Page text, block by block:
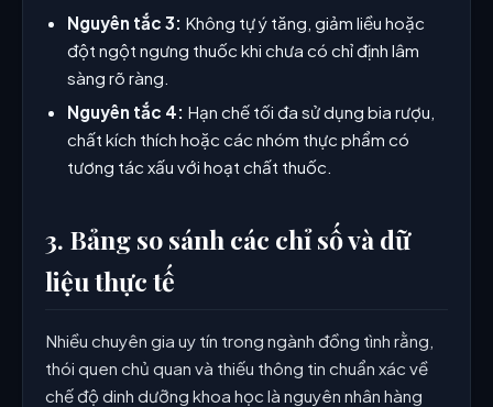
Nguyên tắc 3: Không tự ý tăng, giảm liều hoặc
đột ngột ngưng thuốc khi chưa có chỉ định lâm
sàng rõ ràng.
Nguyên tắc 4: Hạn chế tối đa sử dụng bia rượu,
chất kích thích hoặc các nhóm thực phẩm có
tương tác xấu với hoạt chất thuốc.
3. Bảng so sánh các chỉ số và dữ
liệu thực tế
Nhiều chuyên gia uy tín trong ngành đồng tình rằng,
thói quen chủ quan và thiếu thông tin chuẩn xác về
chế độ dinh dưỡng khoa học là nguyên nhân hàng